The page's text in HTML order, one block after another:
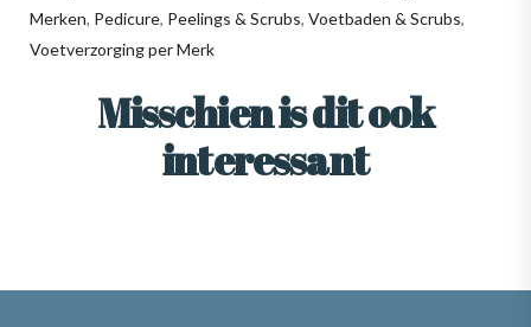
Merken, Pedicure, Peelings & Scrubs, Voetbaden & Scrubs,
Voetverzorging per Merk
Misschien is dit ook
interessant